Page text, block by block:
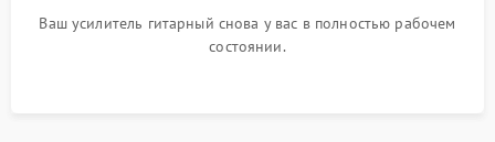
Ваш усилитель гитарный снова у вас в полностью рабочем
состоянии.